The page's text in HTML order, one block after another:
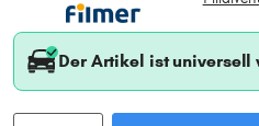
Der Artikel ist universell